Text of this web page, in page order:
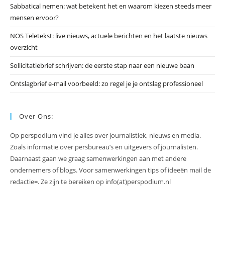
Sabbatical nemen: wat betekent het en waarom kiezen steeds meer
mensen ervoor?
NOS Teletekst: live nieuws, actuele berichten en het laatste nieuws
overzicht
Sollicitatiebrief schrijven: de eerste stap naar een nieuwe baan
Ontslagbrief e-mail voorbeeld: zo regel je je ontslag professioneel
Over Ons:
Op perspodium vind je alles over journalistiek, nieuws en media.
Zoals informatie over persbureau’s en uitgevers of journalisten.
Daarnaast gaan we graag samenwerkingen aan met andere
ondernemers of blogs. Voor samenwerkingen tips of ideeën mail de
redactie=. Ze zijn te bereiken op info(at)perspodium.nl